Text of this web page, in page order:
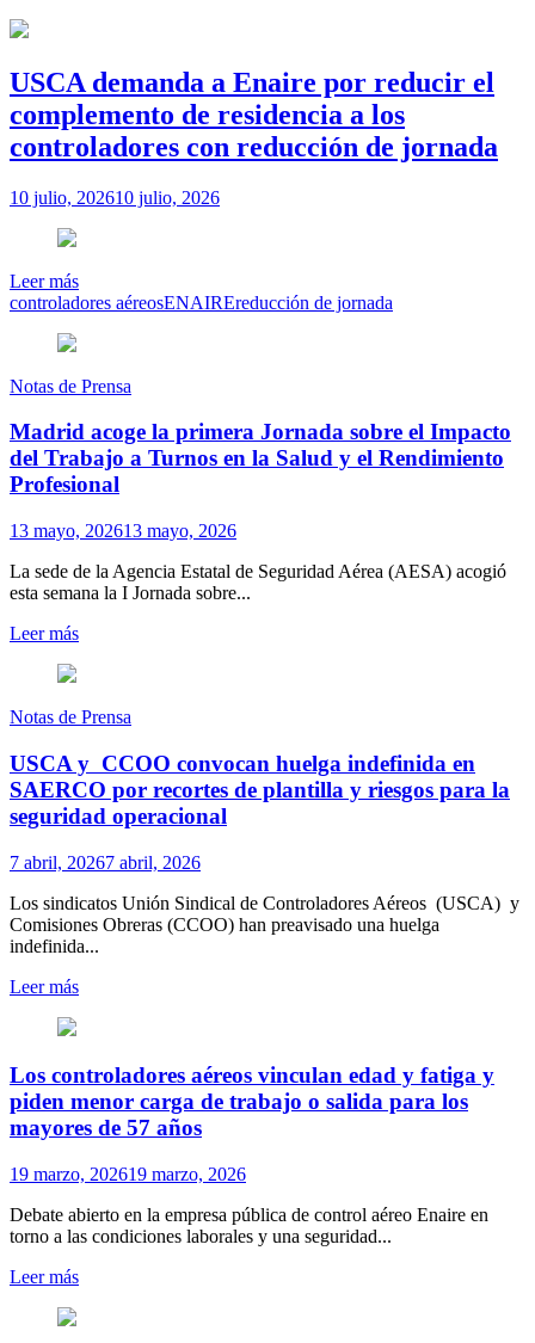
USCA demanda a Enaire por reducir el
complemento de residencia a los
controladores con reducción de jornada
10 julio, 202610 julio, 2026
Leer más
controladores aéreosENAIREreducción de jornada
Notas de Prensa
Madrid acoge la primera Jornada sobre el Impacto
del Trabajo a Turnos en la Salud y el Rendimiento
Profesional
13 mayo, 202613 mayo, 2026
La sede de la Agencia Estatal de Seguridad Aérea (AESA) acogió
esta semana la I Jornada sobre...
Leer más
Notas de Prensa
USCA y CCOO convocan huelga indefinida en
SAERCO por recortes de plantilla y riesgos para la
seguridad operacional
7 abril, 20267 abril, 2026
Los sindicatos Unión Sindical de Controladores Aéreos (USCA) y
Comisiones Obreras (CCOO) han preavisado una huelga
indefinida...
Leer más
Los controladores aéreos vinculan edad y fatiga y
piden menor carga de trabajo o salida para los
mayores de 57 años
19 marzo, 202619 marzo, 2026
Debate abierto en la empresa pública de control aéreo Enaire en
torno a las condiciones laborales y una seguridad...
Leer más